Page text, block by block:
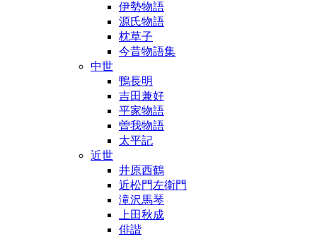
伊勢物語
源氏物語
枕草子
今昔物語集
中世
鴨長明
吉田兼好
平家物語
曽我物語
太平記
近世
井原西鶴
近松門左衛門
滝沢馬琴
上田秋成
俳諧